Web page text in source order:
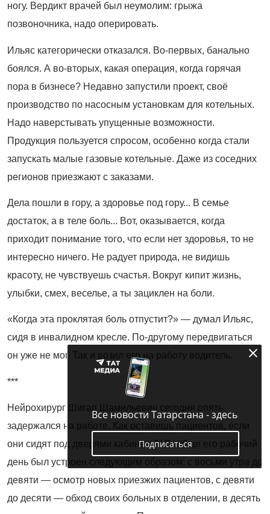
ногу. Вердикт врачей был неумолим: грыжа
позвоночника, надо оперировать.
Ильяс категорически отказался. Во-первых, банально
боялся. А во-вторых, какая операция, когда горячая
пора в бизнесе? Недавно запустили проект, своё
производство по насосным установкам для котельных.
Надо наверстывать упущенные возможности.
Продукция пользуется спросом, особенно когда стали
запускать малые газовые котельные. Даже из соседних
регионов приезжают с заказами.
Дела пошли в гору, а здоровье под гору... В семье
достаток, а в теле боль... Вот, оказывается, когда
приходит понимание того, что если нет здоровья, то не
интересно ничего. Не радует природа, не видишь
красоту, не чувствуешь счастья. Вокруг кипит жизнь,
улыбки, смех, веселье, а ты зациклен на боли.
«Когда эта проклятая боль отпустит?» — думал Ильяс,
сидя в инвалидном кресле. По-другому передвигаться
он уже не мог. Так и возил его на работу водитель.
***
Нейрохирург Шигап Шамильевич сегодня опять
задержался на работе. Как оставишь пациентов, если
они сидят под дверями кабинета?! Вообще его рабочий
день был устроен следующим образом: с восьми утра до
девяти — осмотр новых приезжих пациентов, с девяти
до десяти — обход своих больных в отделении, в десять
Все новости Татарстана - здесь
Подписаться